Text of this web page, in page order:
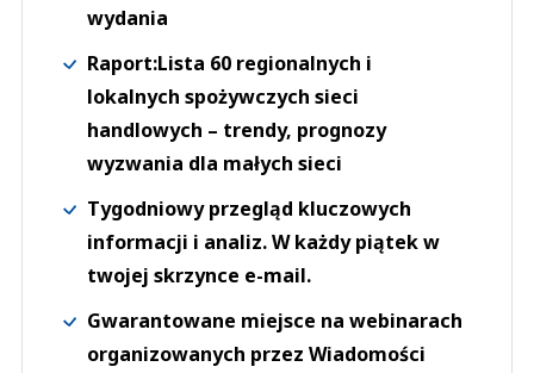
wydania
Raport:Lista 60 regionalnych i
lokalnych spożywczych sieci
handlowych – trendy, prognozy
wyzwania dla małych sieci
Tygodniowy przegląd kluczowych
informacji i analiz. W każdy piątek w
twojej skrzynce e-mail.
Gwarantowane miejsce na webinarach
organizowanych przez Wiadomości